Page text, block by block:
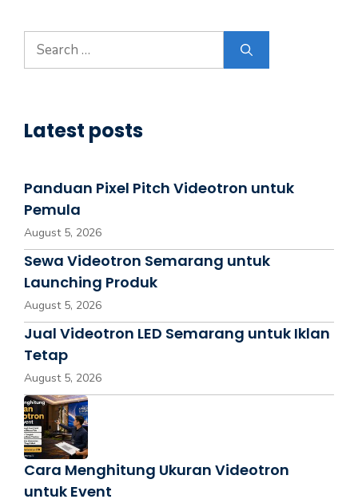
Latest posts
Panduan Pixel Pitch Videotron untuk
Pemula
August 5, 2026
Sewa Videotron Semarang untuk
Launching Produk
August 5, 2026
Jual Videotron LED Semarang untuk Iklan
Tetap
August 5, 2026
Cara Menghitung Ukuran Videotron
untuk Event